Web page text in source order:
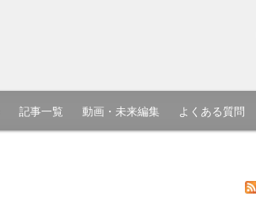
記事一覧 動画・未来編集 よくある質問